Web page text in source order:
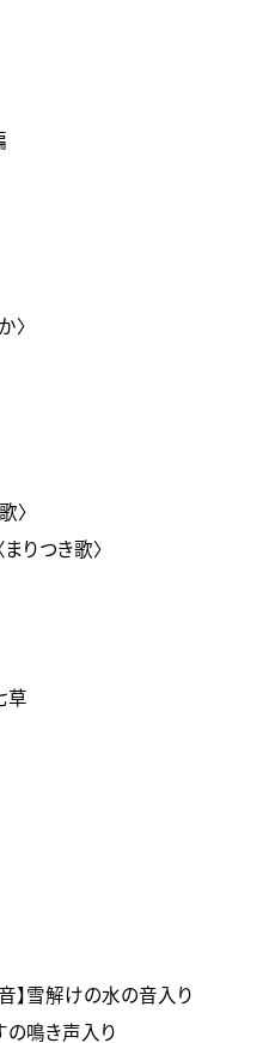
〉
〉
けさん〈まりつき歌
草
】雪解けの水の音入り
の鳴き声入り